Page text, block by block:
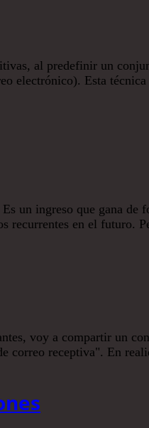
al predefinir un
electrónico). Esta
un ingreso que gana de
recurrentes en el futuro.
voy a compartir un
correo receptiva". En